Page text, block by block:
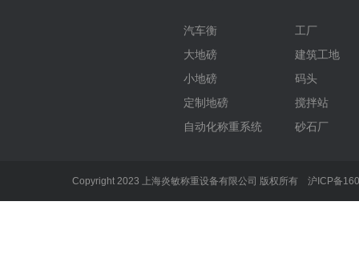
汽车衡
大地磅
小地磅
定制地磅
自动化称重系统
工厂
建筑工地
码头
搅拌站
砂石厂
Copyright 2023 上海炎敏称重设备有限公司 版权所有 沪ICP备